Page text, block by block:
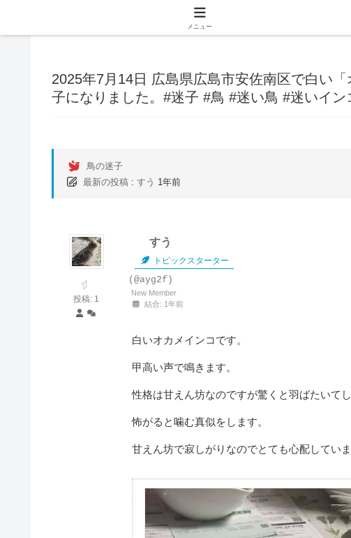
2025年7月14日 広島県広島市安佐南区で白い
子になりました。#迷子 #鳥 #迷い鳥 #迷いイン
鳥の迷子
最新の投稿 : すう 1年前
投稿: 1
すう
トピックスターター
(@ayg2f)
New Member
結合: 1年前
白いオカメインコです。
甲高い声で鳴きます。
性格は甘えん坊なのですが驚くと羽ばたいて
怖がると噛む真似をします。
甘えん坊で寂しがりなのでとても心配してい
メニュー